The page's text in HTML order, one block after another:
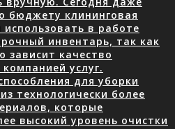
бюджету клининговая
в работе
инвентарь, так как
зависит качество
услуг.
для уборки
технологически более
которые
высокий уровень очистки